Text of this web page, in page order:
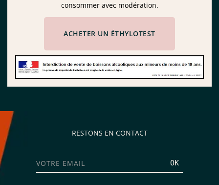
consommer avec modération.
ACHETER UN ÉTHYLOTEST
RESTONS EN CONTACT
OK